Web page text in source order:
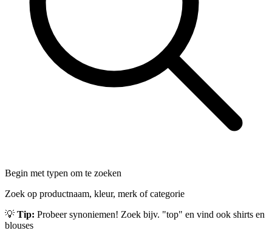
Begin met typen om te zoeken
Zoek op productnaam, kleur, merk of categorie
💡 Tip: Probeer synoniemen! Zoek bijv. "top" en vind ook shirts en
blouses